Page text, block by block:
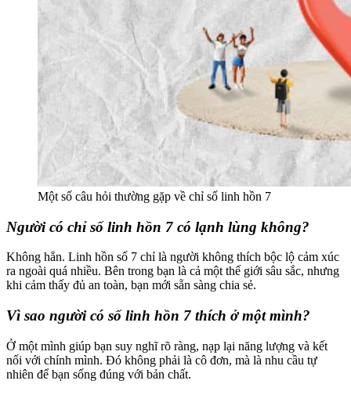
Một số câu hỏi thường gặp về chỉ số linh hồn 7
Người có chỉ số linh hồn 7 có lạnh lùng không?
Không hẳn. Linh hồn số 7 chỉ là người không thích bộc lộ cảm xúc
ra ngoài quá nhiều. Bên trong bạn là cả một thế giới sâu sắc, nhưng
khi cảm thấy đủ an toàn, bạn mới sẵn sàng chia sẻ.
Vì sao người có số linh hồn 7 thích ở một mình?
Ở một mình giúp bạn suy nghĩ rõ ràng, nạp lại năng lượng và kết
nối với chính mình. Đó không phải là cô đơn, mà là nhu cầu tự
nhiên để bạn sống đúng với bản chất.